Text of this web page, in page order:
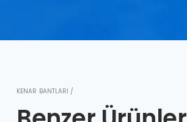
KENAR BANTLARI /